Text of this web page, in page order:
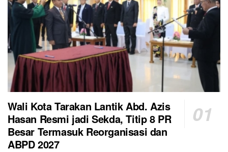
Wali Kota Tarakan Lantik Abd. Azis
Hasan Resmi jadi Sekda, Titip 8 PR
Besar Termasuk Reorganisasi dan
ABPD 2027